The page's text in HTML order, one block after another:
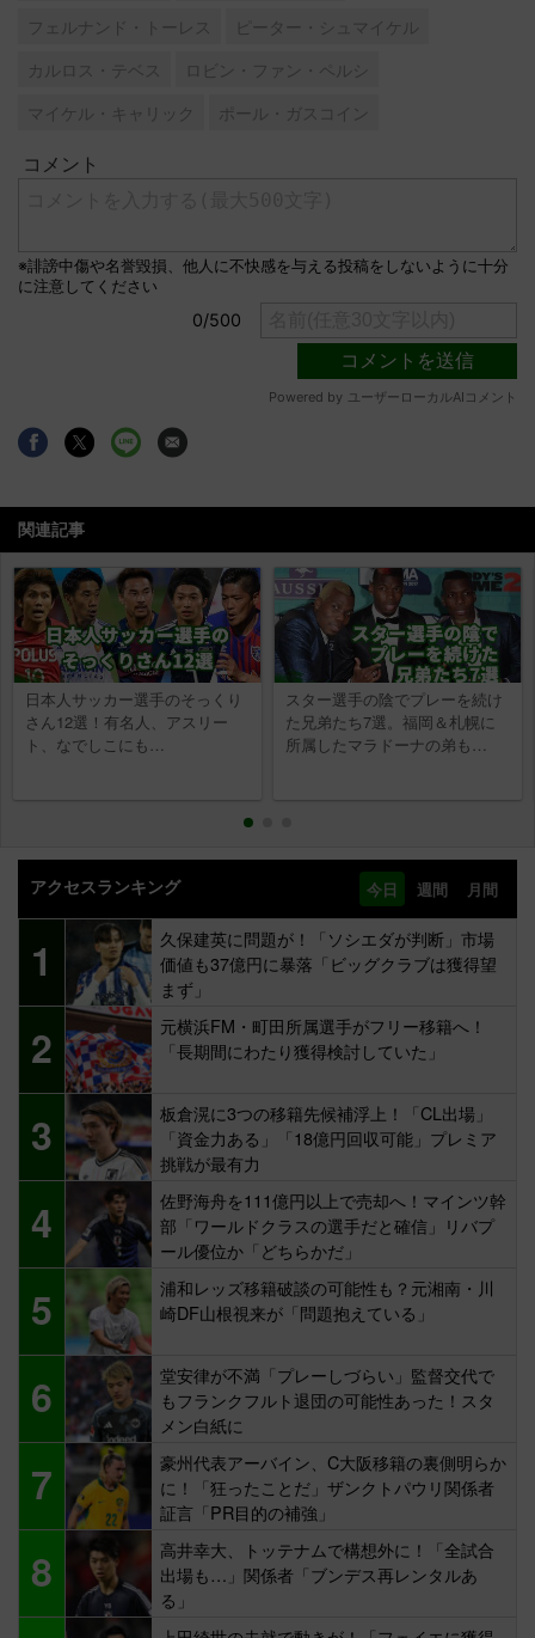
フェルナンド・トーレス
ピーター・シュマイケル
カルロス・テベス
ロビン・ファン・ペルシ
マイケル・キャリック
ポール・ガスコイン
関連記事
日本人サッカー選手のそっくり
さん12選！有名人、アスリー
ト、なでしこにも…
スター選手の陰でプレーを続け
た兄弟たち7選。福岡＆札幌に
所属したマラドーナの弟も…
アクセスランキング 今日 週間 月間
1
久保建英に問題が！「ソシエダが判断」市場
価値も37億円に暴落「ビッグクラブは獲得望
まず」
2
元横浜FM・町田所属選手がフリー移籍へ！
「長期間にわたり獲得検討していた」
3
板倉滉に3つの移籍先候補浮上！「CL出場」
「資金力ある」「18億円回収可能」プレミア
挑戦が最有力
4
佐野海舟を111億円以上で売却へ！マインツ幹
部「ワールドクラスの選手だと確信」リバプ
ール優位か「どちらかだ」
5
浦和レッズ移籍破談の可能性も？元湘南・川
崎DF山根視来が「問題抱えている」
6
堂安律が不満「プレーしづらい」監督交代で
もフランクフルト退団の可能性あった！スタ
メン白紙に
7
豪州代表アーバイン、C大阪移籍の裏側明らか
に！「狂ったことだ」ザンクトパウリ関係者
証言「PR目的の補強」
8
高井幸大、トッテナムで構想外に！「全試合
出場も…」関係者「ブンデス再レンタルあ
る」